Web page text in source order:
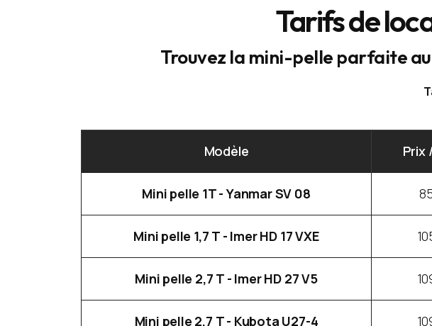
Tarifs de
Trouvez la mini-pelle parfaite
Modèle Prix
Mini pelle 1T - Yanmar SV 08
Mini pelle 1,7 T - Imer HD 17 VXE
Mini pelle 2,7 T - Imer HD 27 V5
Mini pelle 2,7 T - Kubota U27-4